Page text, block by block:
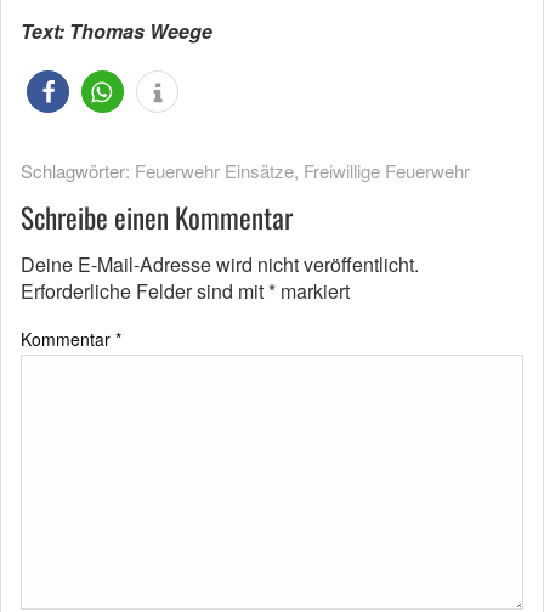
Text: Thomas Weege
Schlagwörter: Feuerwehr Einsätze, Freiwillige Feuerwehr
Schreibe einen Kommentar
Deine E-Mail-Adresse wird nicht veröffentlicht.
Erforderliche Felder sind mit* markiert
Kommentar *